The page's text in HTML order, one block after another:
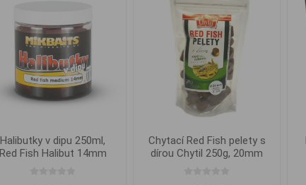
Halibutky v dipu 250ml,
Red Fish Halibut 14mm
Chytací Red Fish pelety s
dírou Chytil 250g, 20mm